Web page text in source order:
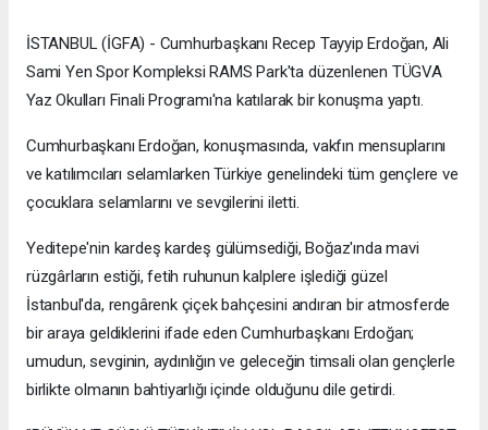
İSTANBUL (İGFA) - Cumhurbaşkanı Recep Tayyip Erdoğan, Ali
Sami Yen Spor Kompleksi RAMS Park'ta düzenlenen TÜGVA
Yaz Okulları Finali Programı'na katılarak bir konuşma yaptı.
Cumhurbaşkanı Erdoğan, konuşmasında, vakfın mensuplarını
ve katılımcıları selamlarken Türkiye genelindeki tüm gençlere ve
çocuklara selamlarını ve sevgilerini iletti.
Yeditepe'nin kardeş kardeş gülümsediği, Boğaz'ında mavi
rüzgârların estiği, fetih ruhunun kalplere işlediği güzel
İstanbul'da, rengârenk çiçek bahçesini andıran bir atmosferde
bir araya geldiklerini ifade eden Cumhurbaşkanı Erdoğan;
umudun, sevginin, aydınlığın ve geleceğin timsali olan gençlerle
birlikte olmanın bahtiyarlığı içinde olduğunu dile getirdi.